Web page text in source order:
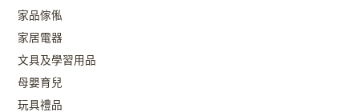
家品傢俬
家居電器
文具及學習用品
母嬰育兒
玩具禮品